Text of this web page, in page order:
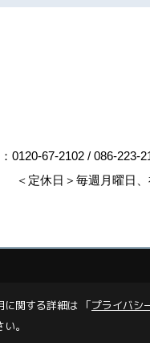
0120-67-2102 / 086-223-
＜定休日＞毎週月曜日
に関する詳細は 「プライバシ
。